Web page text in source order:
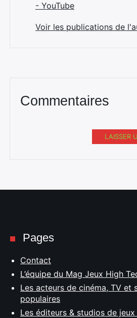
- YouTube
Voir les publications de
Commentaires
LAISSER
Pages
Contact
L’équipe du Mag Jeux High
Les acteurs de cinéma, TV et
populaires
Les éditeurs & studios de